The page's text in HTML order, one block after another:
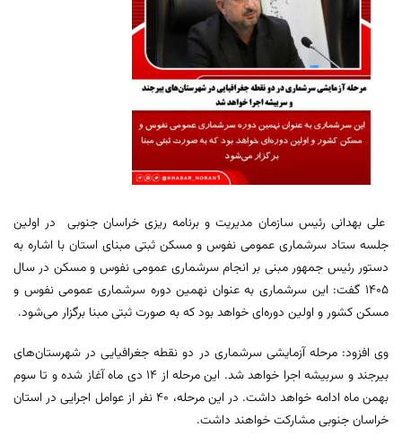
علی بهدانی رئیس سازمان مدیریت و برنامه ریزی خراسان جنوبی در اولین
جلسه ستاد سرشماری عمومی نفوس و مسکن ثبتی مبنای استان با اشاره به
دستور رئیس جمهور مبنی بر انجام سرشماری عمومی نفوس و مسکن در سال
1405 گفت: این سرشماری به عنوان نهمین دوره سرشماری عمومی نفوس و
مسکن کشور و اولین دوره‌ای خواهد بود که به صورت ثبتی مبنا برگزار می‌شود.
وی افزود: مرحله آزمایشی سرشماری در دو نقطه جغرافیایی در شهرستان‌های
بیرجند و سربیشه اجرا خواهد شد. این مرحله از 14 دی ماه آغاز شده و تا سوم
بهمن ماه ادامه خواهد داشت. در این مرحله، 40 نفر از عوامل اجرایی در استان
خراسان جنوبی مشارکت خواهند داشت.